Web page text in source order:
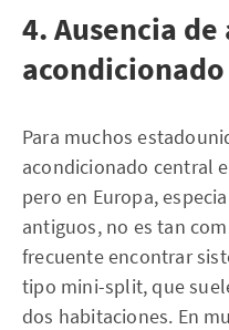
4. Ausencia de
Para muchos
acondicionado central
pero en Europa,
antiguos, no es tan
frecuente encontrar
tipo mini-split, que
dos habitaciones. En